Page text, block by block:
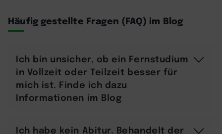
Häufig gestellte Fragen (FAQ) im Blog
Ich bin unsicher, ob ein Fernstudium
in Vollzeit oder Teilzeit besser für
mich ist. Finde ich dazu
Informationen im Blog
Ich habe kein Abitur. Behandelt der